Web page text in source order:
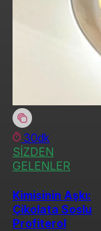
30dk
SİZDEN
GELENLER
Kimisinin Aşkı:
Çikolata Soslu
Profiterol